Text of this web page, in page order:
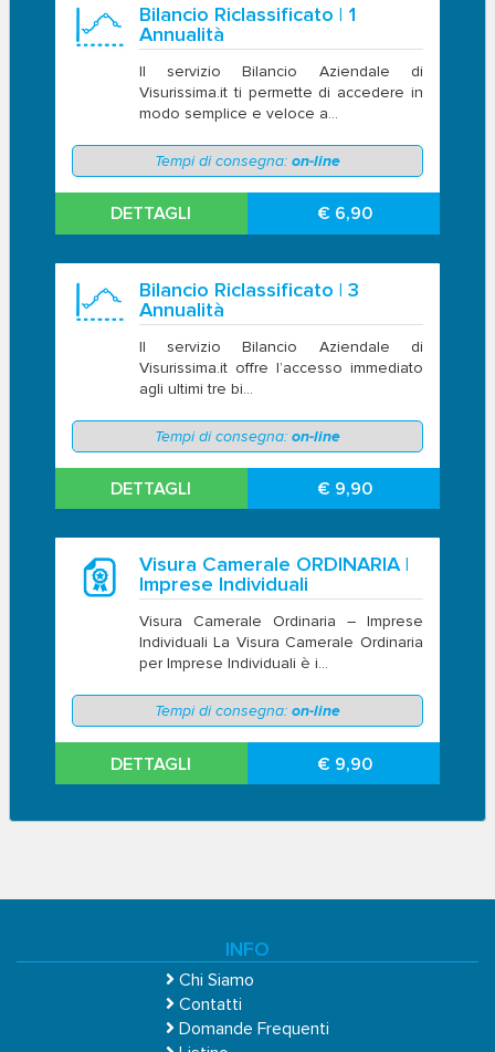
Bilancio Riclassificato | 1
Annualità
Il servizio Bilancio Aziendale di
Visurissima.it ti permette di accedere in
modo semplice e veloce a...
Tempi di consegna: on-line
DETTAGLI € 6,90
Bilancio Riclassificato | 3
Annualità
Il servizio Bilancio Aziendale di
Visurissima.it offre l’accesso immediato
agli ultimi tre bi...
Tempi di consegna: on-line
DETTAGLI € 9,90
Visura Camerale ORDINARIA |
Imprese Individuali
Visura Camerale Ordinaria – Imprese
Individuali La Visura Camerale Ordinaria
per Imprese Individuali è i...
Tempi di consegna: on-line
DETTAGLI € 9,90
INFO
Chi Siamo
Contatti
Domande Frequenti